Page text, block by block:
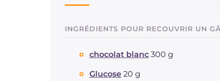
INGRÉDIENTS POUR RECOUVRIR UN
chocolat blanc 300 g
Glucose 20 g